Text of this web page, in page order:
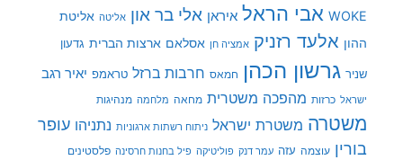
WOKE אבי הראל איראן אלי בר און אליטה אליטת
ההון אלעד רזניק אמציה חן אסלאם ארצות הברית גדעון
שניר גרשון הכהן חמאס חרבות ברזל טראמפ יאיר רגב
ישראל כרזות מהפכה משטרית מחאה מלחמה מנהיגות
משטרה משטרת ישראל ניתוח רשתות ארגוניות נתניהו עופר
בורין עוצמה עזה עמר דנק פוליטיקה פיל בחנות חרסינה פלסטינים